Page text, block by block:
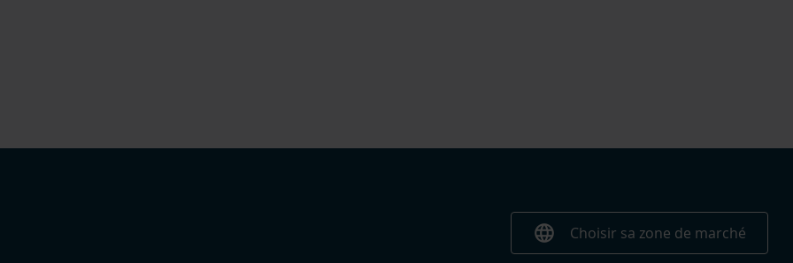
language Choisir sa zone de marché